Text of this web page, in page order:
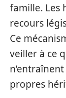
famille. Les
recours
Ce
veiller à ce
propres